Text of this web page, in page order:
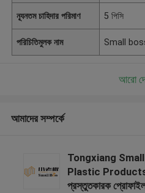
ন্যূনতম চাহিদার পরিমাণ 5 পিসি
পরিচিতিমুলক নাম Small
আরো
আমাদের সম্পর্কে
Tongxiang
Plastic
প্রস্তুতকারক